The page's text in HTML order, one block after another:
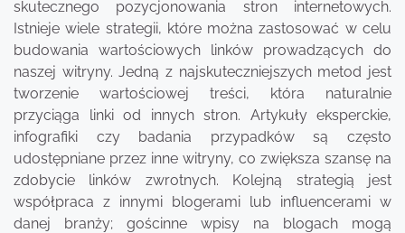
skutecznego pozycjonowania stron internetowych.
Istnieje wiele strategii, które można zastosować w celu
budowania wartościowych linków prowadzących do
naszej witryny. Jedną z najskuteczniejszych metod jest
tworzenie wartościowej treści, która naturalnie
przyciąga linki od innych stron. Artykuły eksperckie,
infografiki czy badania przypadków są często
udostępniane przez inne witryny, co zwiększa szansę na
zdobycie linków zwrotnych. Kolejną strategią jest
współpraca z innymi blogerami lub influencerami w
danej branży; gościnne wpisy na blogach mogą